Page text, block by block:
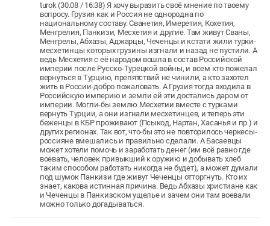
turok (30.08 / 16:38) Я хочу выразить своё мнение по твоему
вопросу. Грузия как и Россия не однородна по
национальному составу. Сванетия, Имеретия, Кохетия,
Менгрелия, Панкизи, Месхетия и другие. Там живут Сваны,
Менгрелы, Абхазы, Аджарцы, Чеченцы и кстати жили турки-
месхетинцы которых грузины изгнали и назад не пустили. А
ведь Месхетия с её народом вошла в состав Российской
империи после Русско-Турецкой войны, и всем кто пожелал
вернуться в Турцию, препятствий не чинили, а кто захотел
жить в России-добро пожаловать. А Грузия тогда входила в
Российскую империю и земли ей эти достались даром от
империи. Могли-бы землю Месхетии вместе с турками
вернуть Турции, а они изгнали месхетинцев, и теперь эти
беженцы в КБР проживают (Псыкод, Нартан, Хасанья и пр.) и
других регионах. Так вот, что-бы это не повторилось черкесы-
россияне вмешались и правильно сделали. А Басаевцы
может хотели помочь и заработать денег (им всё равно где
воевать, человек привыкший к оружию и добывать хлеб
таким способом работать никогда не будет), а может думали
под шумок Панкизи где живут Чеченцы отторгнуть. Кто их
знает, какова истинная причина. Ведь Абхазы христиане как
и Чеченцы в Панкизском ущелье и зачем они там воевали
можно только догадываться.